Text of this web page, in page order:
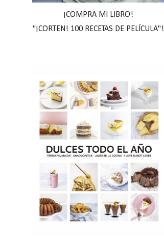
¡COMPRA MI LIBRO!
"¡CORTEN! 100 RECETAS DE PELÍCULA"!